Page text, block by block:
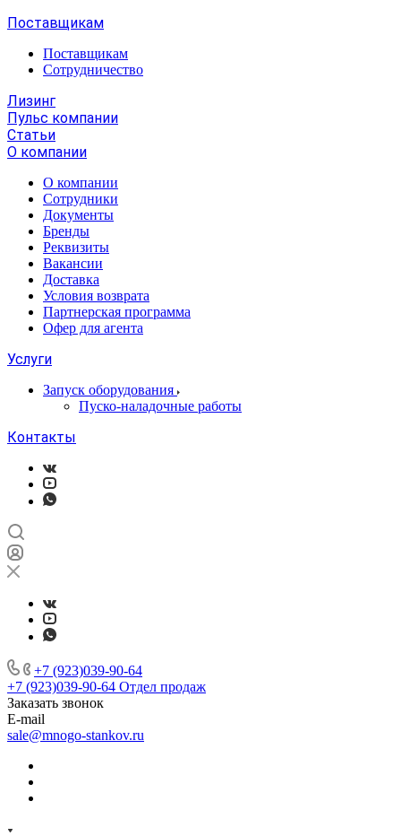
Поставщикам
Поставщикам
Сотрудничество
Лизинг
Пульс компании
Статьи
О компании
О компании
Сотрудники
Документы
Бренды
Реквизиты
Вакансии
Доставка
Условия возврата
Партнерская программа
Офер для агента
Услуги
Запуск оборудования
Пуско-наладочные работы
Контакты
+7 (923)039-90-64
+7 (923)039-90-64 Отдел продаж
Заказать звонок
E-mail
sale@mnogo-stankov.ru